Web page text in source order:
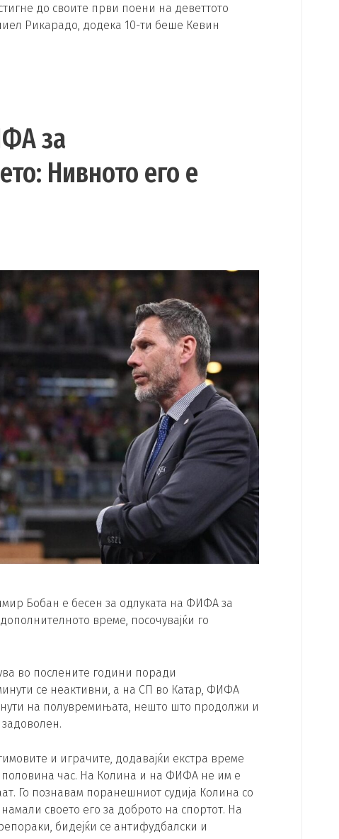
до своите први поени на деветтото
Рикарадо, додека 10-ти беше Кевин
за
Нивното его е
Бобан е бесен за одлуката на ФИФА за
време, посочувајќи го
во послените години поради
се неактивни, а на СП во Катар, ФИФА
на полувремињата, нешто што продолжи и
и играчите, додавајќи екстра време
половина час. На Колина и на ФИФА не им е
Го познавам поранешниот судија Колина со
своето его за доброто на спортот. На
бидејќи се антифудбалски и